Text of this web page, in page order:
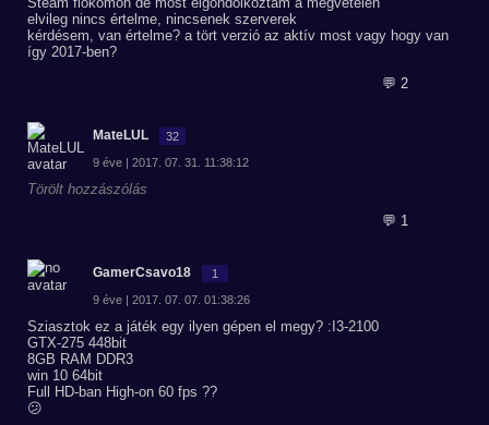
elvileg nincs értelme, nincsenek szerverek
kérdésem, van értelme? a tört verzió az aktív most vagy hogy van
így 2017-ben?
💬 2
MateLUL 32
9 éve | 2017. 07. 31. 11:38:12
Törölt hozzászólás
💬 1
GamerCsavo18 1
9 éve | 2017. 07. 07. 01:38:26
Sziasztok ez a játék egy ilyen gépen el megy? :I3-2100
GTX-275 448bit
8GB RAM DDR3
win 10 64bit
Full HD-ban High-on 60 fps ??
😕